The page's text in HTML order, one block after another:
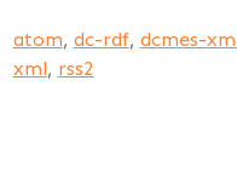
atom, dc-rdf, dcmes-
xml, rss2